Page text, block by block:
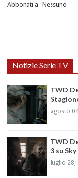
Abbonati a
Notizie Serie TV
TWD
agosto
TWD
3 su Sky
luglio 28,